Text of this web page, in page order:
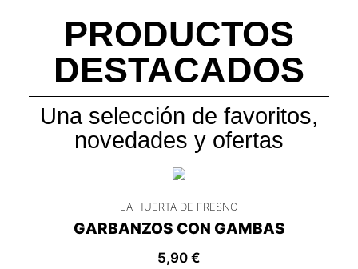
PRODUCTOS
DESTACADOS
Una selección de favoritos,
novedades y ofertas
LA HUERTA DE FRESNO
GARBANZOS CON GAMBAS
5,90 €